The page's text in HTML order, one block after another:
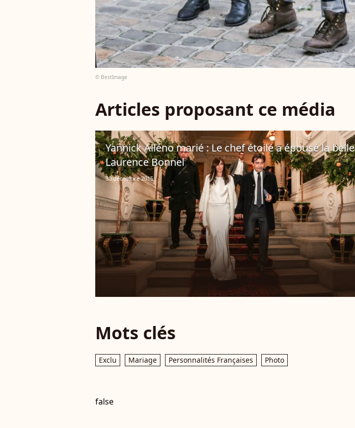
© BestImage
Articles proposant ce média
Yannick Alléno marié : Le chef étoilé a épousé la belle
Laurence Bonnel
30 décembre 2015
Mots clés
Exclu Mariage Personnalités Françaises Photo
false